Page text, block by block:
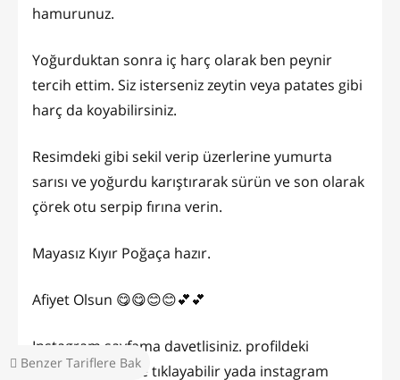
Benzer Tariflere Bak
hamurunuz.
Yoğurduktan sonra iç harç olarak ben peynir
tercih ettim. Siz isterseniz zeytin veya patates gibi
harç da koyabilirsiniz.
Resimdeki gibi sekil verip üzerlerine yumurta
sarısı ve yoğurdu karıştırarak sürün ve son olarak
çörek otu serpip fırına verin.
Mayasız Kıyır Poğaça hazır.
Afiyet Olsun 😋😋😊😊💕💕
Instagram sayfama davetlisiniz. profildeki
instagram linkine tıklayabilir yada instagram